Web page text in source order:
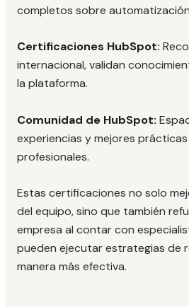
completos sobre
Certificaciones HubSpot:
internacional, validan
la plataforma.
Comunidad de HubSpot:
experiencias y mejores
profesionales.
Estas certificaciones no solo
del equipo, sino que también
empresa al contar con
pueden ejecutar estrategias de
manera más efectiva.